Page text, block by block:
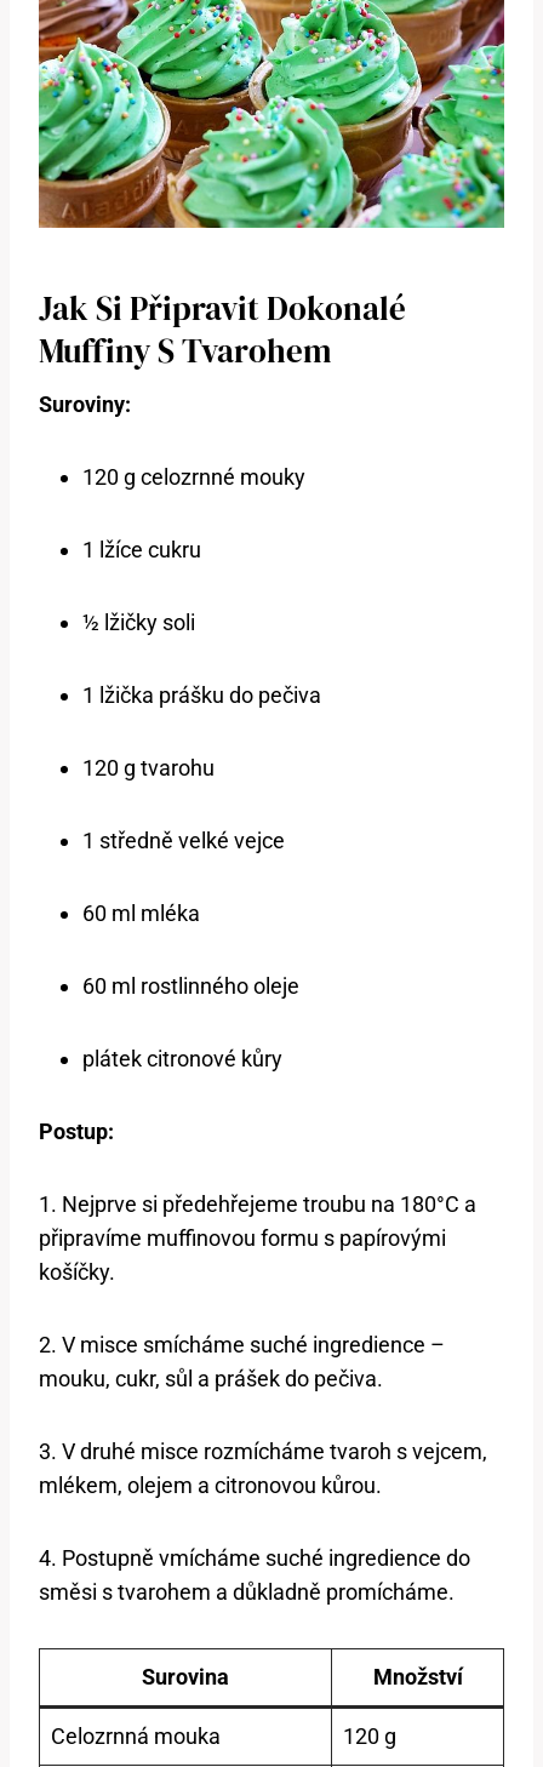
Jak Si Připravit Dokonalé
Muffiny S Tvarohem
Suroviny:
120 g celozrnné mouky
1 lžíce cukru
½ lžičky soli
1 lžička prášku do pečiva
120 g tvarohu
1 středně velké vejce
60 ml mléka
60 ml rostlinného oleje
plátek citronové kůry
Postup:
1. Nejprve si předehřejeme troubu na 180°C a
připravíme muffinovou formu s papírovými
košíčky.
2. V misce smícháme suché ingredience –
mouku, cukr, sůl a prášek do pečiva.
3. V druhé misce rozmícháme tvaroh s vejcem,
mlékem, olejem a citronovou kůrou.
4. Postupně vmícháme suché ingredience do
směsi s tvarohem a důkladně promícháme.
Surovina Množství
Celozrnná mouka 120 g